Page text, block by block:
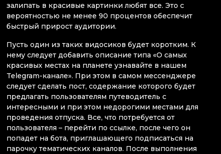
залипать в красивые картинки любят все. Это с
вероятностью не менее 90 процентов обеспечит
быстрый прирост аудитории.
Пусть один из таких видосиков будет коротким. К
нему следует добавить описание типа «О самых
красивых местах на планете узнавайте в нашем
Telegram-канале». При этом в самом мессенджере
следует сделать пост, содержание которого будет
предлагать пользователям путеводитель с
интересными и при этом недорогими местами для
проведения отпуска. Все, что потребуется от
пользователя – перейти по ссылке, после чего он
попадет на бота, приглашающего подписаться на
парочку тематических каналов. После выполнения